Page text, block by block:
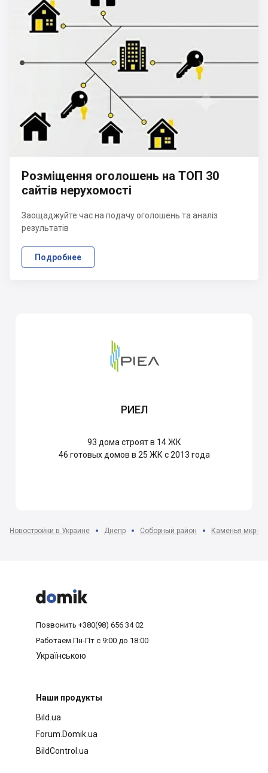
Розміщення оголошень на ТОП 30
сайтів нерухомості
Заощаджуйте час на подачу оголошень та аналіз
результатів
Подробнее
РИЕЛ
93 дома строят в 14 ЖК
46 готовых домов в 25 ЖК с 2013 года
Новостройки в Украине Днепр Соборный район Каменья мкр-н



Позвонить +380(98) 656 34 02
Работаем Пн-Пт с 9:00 до 18:00
Українською
Наши продукты
Bild.ua
Forum.Domik.ua
BildControl.ua